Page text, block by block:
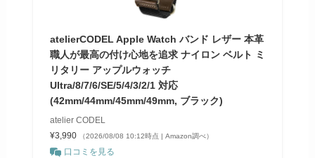
atelierCODEL Apple Watch バンド レザー 本革
職人が最高の付け心地を追求 ナイロン ベルト ミ
リタリー アップルウォッチ
Ultra/8/7/6/SE/5/4/3/2/1 対応
(42mm/44mm/45mm/49mm, ブラック)
atelier CODEL
¥3,990
（2026/08/08 10:12時点 | Amazon調べ）
口コミを見る